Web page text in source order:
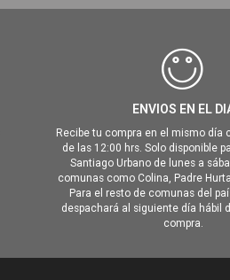
ENVIOS EN EL
Recibe tu compra en el mismo día
de las 12:00 hrs. Solo disponible
Santiago Urbano de lunes a
comunas como Colina, Padre
Para el resto de comunas del
despachará al siguiente día hábil
compra.